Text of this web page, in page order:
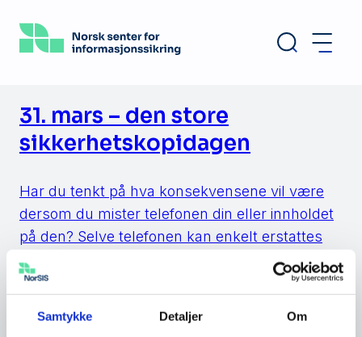
Samtykke Detaljer Om
hovedinnhold
31. mars – den store
sikkerhetskopidagen
Har du tenkt på hva konsekvensene vil være
dersom du mister telefonen din eller innholdet
på den? Selve telefonen kan enkelt erstattes
ved å skaffe en ny, men hva med innholdet? Vil
du enkelt få tilbake alt som er viktig for deg?
«Verdens Backup-dag». Det er den